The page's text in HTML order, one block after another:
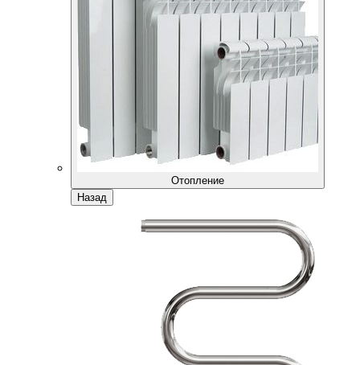
Отопление
Назад